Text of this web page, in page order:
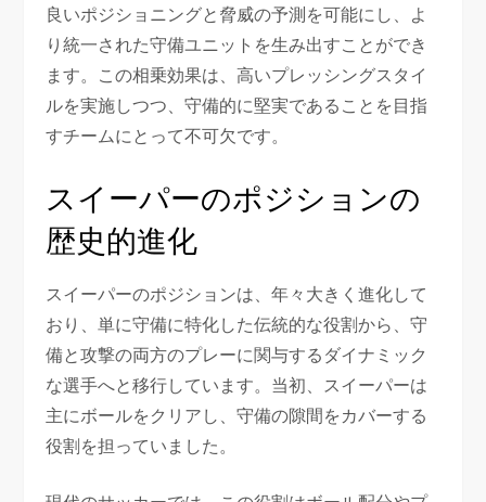
良いポジショニングと脅威の予測を可能にし、よ
り統一された守備ユニットを生み出すことができ
ます。この相乗効果は、高いプレッシングスタイ
ルを実施しつつ、守備的に堅実であることを目指
すチームにとって不可欠です。
スイーパーのポジションの
歴史的進化
スイーパーのポジションは、年々大きく進化して
おり、単に守備に特化した伝統的な役割から、守
備と攻撃の両方のプレーに関与するダイナミック
な選手へと移行しています。当初、スイーパーは
主にボールをクリアし、守備の隙間をカバーする
役割を担っていました。